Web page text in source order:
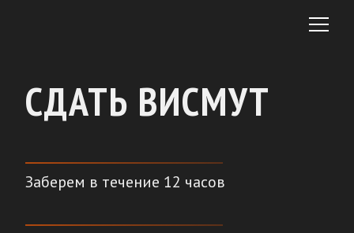
СДАТЬ ВИСМУТ
Заберем в течение 12 часов